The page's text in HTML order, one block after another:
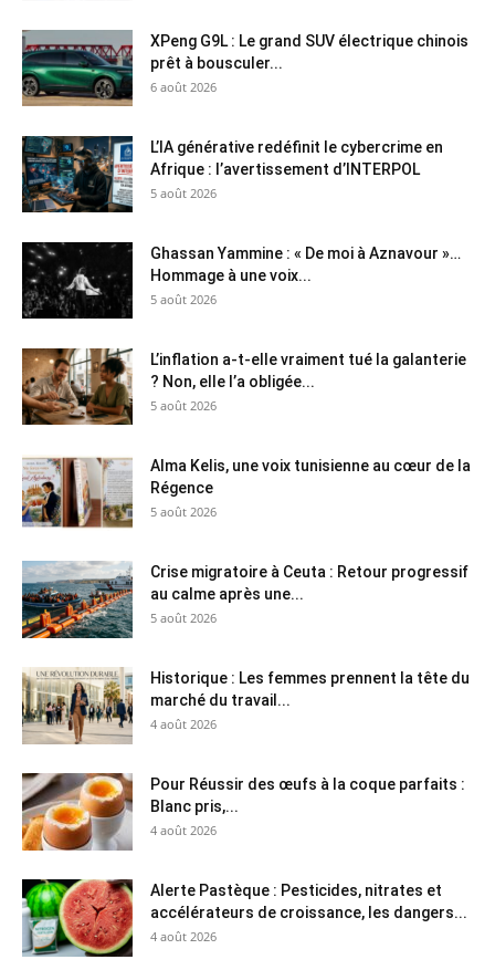
XPeng G9L : Le grand SUV électrique chinois
prêt à bousculer...
6 août 2026
L’IA générative redéfinit le cybercrime en
Afrique : l’avertissement d’INTERPOL
5 août 2026
Ghassan Yammine : « De moi à Aznavour »…
Hommage à une voix...
5 août 2026
L’inflation a-t-elle vraiment tué la galanterie
? Non, elle l’a obligée...
5 août 2026
Alma Kelis, une voix tunisienne au cœur de la
Régence
5 août 2026
Crise migratoire à Ceuta : Retour progressif
au calme après une...
5 août 2026
Historique : Les femmes prennent la tête du
marché du travail...
4 août 2026
Pour Réussir des œufs à la coque parfaits :
Blanc pris,...
4 août 2026
Alerte Pastèque : Pesticides, nitrates et
accélérateurs de croissance, les dangers...
4 août 2026